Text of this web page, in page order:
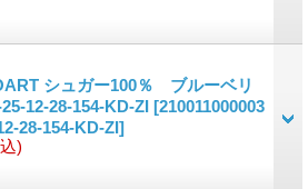
シュガー100％ ブルーベリ
12-28-154-KD-ZI [210011000003
28-154-KD-ZI]
)